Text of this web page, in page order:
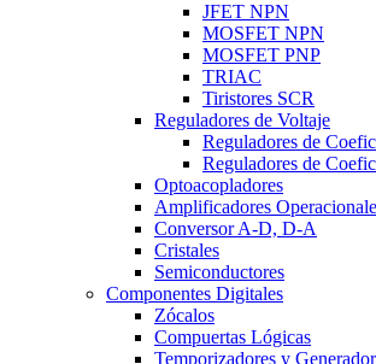
JFET NPN
MOSFET NPN
MOSFET PNP
TRIAC
Tiristores SCR
Reguladores de Voltaje
Reguladores de
Reguladores de
Optoacopladores
Amplificadores
Conversor A-D, D-A
Cristales
Semiconductores
Componentes Digitales
Zócalos
Compuertas Lógicas
Temporizadores y